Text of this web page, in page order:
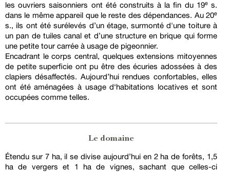
les ouvriers saisonniers ont été construits à la fin du 19ᵉ s.
dans le même appareil que le reste des dépendances. Au 20ᵉ
s., ils ont été surélevés d’un étage, surmonté d'une toiture à
un pan de tuiles canal et d’une structure en brique qui forme
une petite tour carrée à usage de pigeonnier.
Encadrant le corps central, quelques extensions mitoyennes
de petite superficie ont pu être des écuries adossées à des
clapiers désaffectés. Aujourd’hui rendues confortables, elles
ont été aménagées à usage d‘habitations locatives et sont
occupées comme telles.
Le domaine
Étendu sur 7 ha, il se divise aujourd’hui en 2 ha de forêts, 1,5
ha de vergers et 1 ha de vignes, sachant que celles-ci